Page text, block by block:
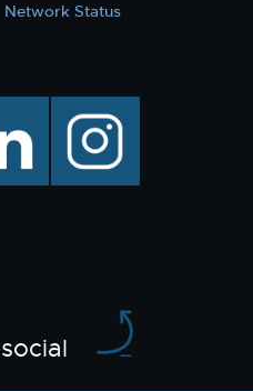
Network Status
instagram